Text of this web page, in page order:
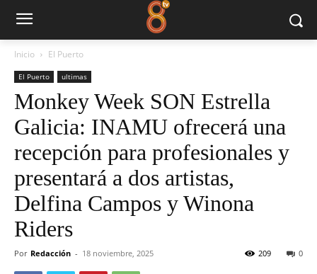
Inicio El Puerto
El Puerto ultimas
Monkey Week SON Estrella
Galicia: INAMU ofrecerá una
recepción para profesionales y
presentará a dos artistas,
Delfina Campos y Winona
Riders
Por Redacción - 18 noviembre, 2025 0
209